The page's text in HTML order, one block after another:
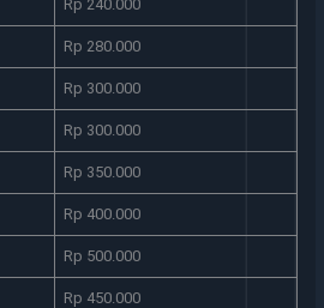
Rp 240.000
Rp 280.000
Rp 300.000
Rp 300.000
Rp 350.000
Rp 400.000
Rp 500.000
Rp 450.000